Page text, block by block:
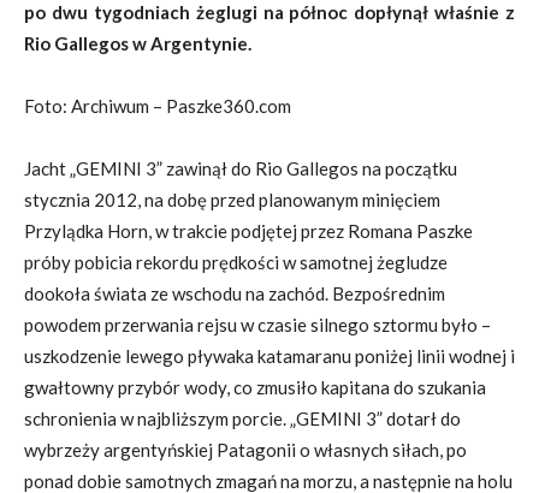
po dwu tygodniach żeglugi na północ dopłynął właśnie z
Rio Gallegos w Argentynie.
Foto: Archiwum – Paszke360.com
Jacht „GEMINI 3” zawinął do Rio Gallegos na początku
stycznia 2012, na dobę przed planowanym minięciem
Przylądka Horn, w trakcie podjętej przez Romana Paszke
próby pobicia rekordu prędkości w samotnej żegludze
dookoła świata ze wschodu na zachód. Bezpośrednim
powodem przerwania rejsu w czasie silnego sztormu było –
uszkodzenie lewego pływaka katamaranu poniżej linii wodnej i
gwałtowny przybór wody, co zmusiło kapitana do szukania
schronienia w najbliższym porcie. „GEMINI 3” dotarł do
wybrzeży argentyńskiej Patagonii o własnych siłach, po
ponad dobie samotnych zmagań na morzu, a następnie na holu